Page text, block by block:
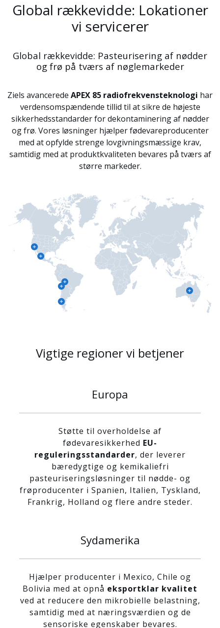
Global rækkevidde: Lokationer
vi servicerer
Global rækkevidde: Pasteurisering af nødder
og frø på tværs af nøglemarkeder
Ziels avancerede APEX 85 radiofrekvensteknologi har
verdensomspændende tillid til at sikre de højeste
sikkerhedsstandarder for dekontaminering af nødder
og frø. Vores løsninger hjælper fødevareproducenter
med at opfylde strenge lovgivningsmæssige krav,
samtidig med at produktkvaliteten bevares på tværs af
større markeder.
Vigtige regioner vi betjener
Europa
Støtte til overholdelse af
fødevaresikkerhed EU-
reguleringsstandarder, der leverer
bæredygtige og kemikaliefri
pasteuriseringsløsninger til nødde- og
frøproducenter i Spanien, Italien, Tyskland,
Frankrig, Holland og flere andre steder.
Sydamerika
Hjælper producenter i Mexico, Chile og
Bolivia med at opnå eksportklar kvalitet
ved at reducere den mikrobielle belastning,
samtidig med at næringsværdien og de
sensoriske egenskaber bevares.